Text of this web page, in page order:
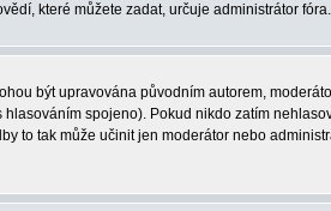
které můžete zadat, určuje administrátor fóra.
být upravována původním autorem,
spojeno). Pokud nikdo zatím
to tak může učinit jen moderátor nebo